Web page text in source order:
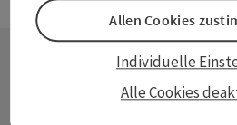
KontaktAlle Cookies
Individuelle
Allen Cookies